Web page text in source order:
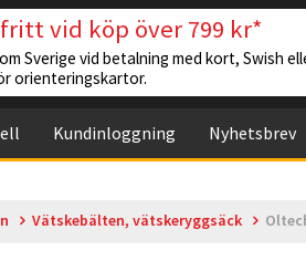
vid köp över 799 kr*
Sverige vid betalning med kort, Swish
orienteringskartor.
Kundinloggning Nyhetsbrev
Vätskebälten, vätskeryggsäck